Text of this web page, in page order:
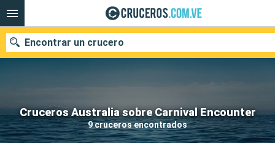
Cruceros Australia sobre Carnival Encounter
9 cruceros encontrados
Encontrar un crucero
Nuestros destinos
Fecha de salida